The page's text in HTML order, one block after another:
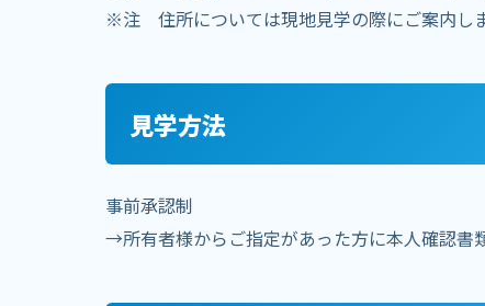
※注 住所については現地見学の際にご案内しま
見学方法
事前承認制
→所有者様からご指定があった方に本人確認書